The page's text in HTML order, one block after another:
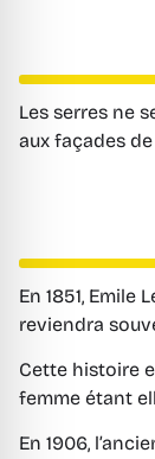
Les serres ne
aux façades
En 1851,
reviendra
Cette histoire
femme étant
En 1906,